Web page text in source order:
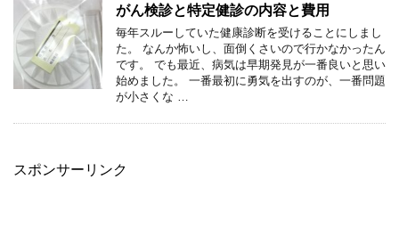
がん検診と特定健診の内容と費用
毎年スルーしていた健康診断を受けることにしまし
た。 なんか怖いし、面倒くさいので行かなかったん
です。 でも最近、病気は早期発見が一番良いと思い
始めました。 一番最初に勇気を出すのが、一番問題
が小さくな …
スポンサーリンク